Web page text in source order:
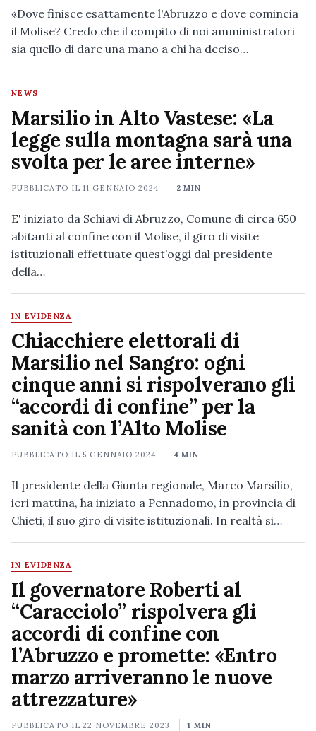
«Dove finisce esattamente l'Abruzzo e dove comincia
il Molise? Credo che il compito di noi amministratori
sia quello di dare una mano a chi ha deciso…
NEWS
Marsilio in Alto Vastese: «La
legge sulla montagna sarà una
svolta per le aree interne»
PUBBLICATO IL11 GENNAIO 2024 2 MIN
E' iniziato da Schiavi di Abruzzo, Comune di circa 650
abitanti al confine con il Molise, il giro di visite
istituzionali effettuate quest’oggi dal presidente
della…
IN EVIDENZA
Chiacchiere elettorali di
Marsilio nel Sangro: ogni
cinque anni si rispolverano gli
“accordi di confine” per la
sanità con l’Alto Molise
PUBBLICATO IL5 GENNAIO 2024 4 MIN
Il presidente della Giunta regionale, Marco Marsilio,
ieri mattina, ha iniziato a Pennadomo, in provincia di
Chieti, il suo giro di visite istituzionali. In realtà si…
IN EVIDENZA
Il governatore Roberti al
“Caracciolo” rispolvera gli
accordi di confine con
l’Abruzzo e promette: «Entro
marzo arriveranno le nuove
attrezzature»
PUBBLICATO IL22 NOVEMBRE 2023 1 MIN